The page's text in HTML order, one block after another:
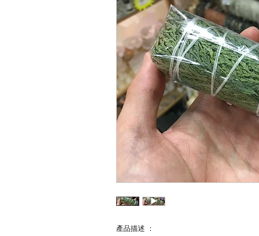
產品描述 ：